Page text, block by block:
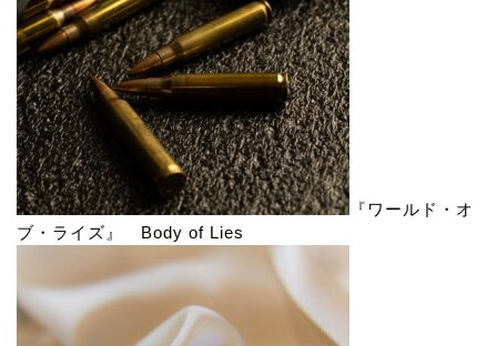
『ワールド・オ
ブ・ライズ』 Body of Lies